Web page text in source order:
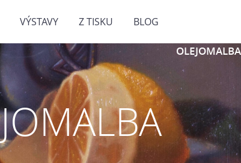
VÝSTAVY Z TISKU BLOG
OLEJOMALBA